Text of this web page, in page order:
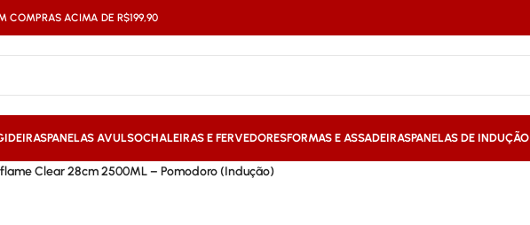
COMPRAS ACIMA DE R$199,90
PANELAS AVULSOCHALEIRAS E FERVEDORESFORMAS E ASSADEIRASPANELAS DE INDUÇÃO
Clear 28cm 2500ML – Pomodoro (Indução)